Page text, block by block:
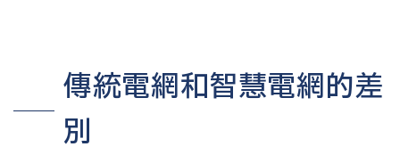
傳統電網和智慧電網的差
別